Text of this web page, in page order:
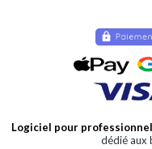
Logiciel pour
dédié aux